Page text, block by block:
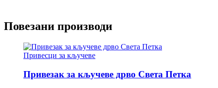
Повезани производи
Привесци за кључеве
Привезак за кључеве дрво Света Петка